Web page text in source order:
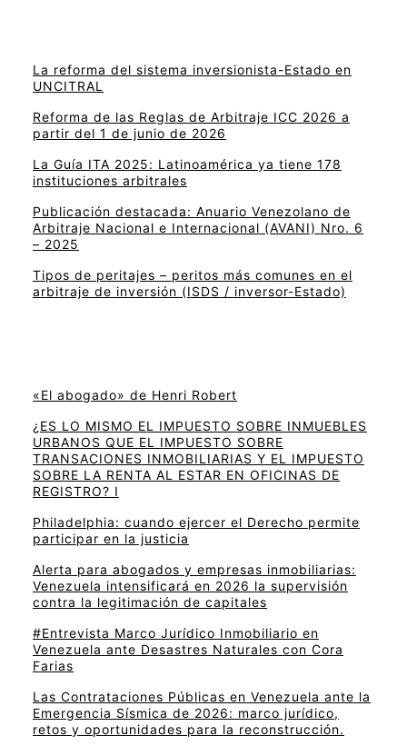
La reforma del sistema inversionista-Estado en
UNCITRAL
Reforma de las Reglas de Arbitraje ICC 2026 a
partir del 1 de junio de 2026
La Guía ITA 2025: Latinoamérica ya tiene 178
instituciones arbitrales
Publicación destacada: Anuario Venezolano de
Arbitraje Nacional e Internacional (AVANI) Nro. 6
– 2025
Tipos de peritajes – peritos más comunes en el
arbitraje de inversión (ISDS / inversor-Estado)
«El abogado» de Henri Robert
¿ES LO MISMO EL IMPUESTO SOBRE INMUEBLES
URBANOS QUE EL IMPUESTO SOBRE
TRANSACIONES INMOBILIARIAS Y EL IMPUESTO
SOBRE LA RENTA AL ESTAR EN OFICINAS DE
REGISTRO? I
Philadelphia: cuando ejercer el Derecho permite
participar en la justicia
Alerta para abogados y empresas inmobiliarias:
Venezuela intensificará en 2026 la supervisión
contra la legitimación de capitales
#Entrevista Marco Jurídico Inmobiliario en
Venezuela ante Desastres Naturales con Cora
Farias
Las Contrataciones Públicas en Venezuela ante la
Emergencia Sísmica de 2026: marco jurídico,
retos y oportunidades para la reconstrucción.